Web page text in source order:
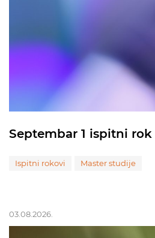
Septembar 1 ispitni rok
Ispitni rokovi Master studije
03.08.2026.